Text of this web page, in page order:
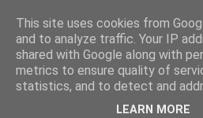
This site uses cookies from
and to analyze traffic. Your IP
shared with Google along with
metrics to ensure quality of
statistics, and to detect and
LEARN MORE